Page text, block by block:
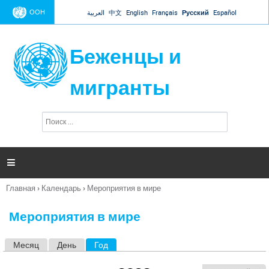
Jump to navigation
ООН العربية 中文 English Français Русский Español
Беженцы и
мигранты
п
и

Вы
Главная › Календарь › Мероприятия в мире
Мероприятия в мире
Месяц День Год